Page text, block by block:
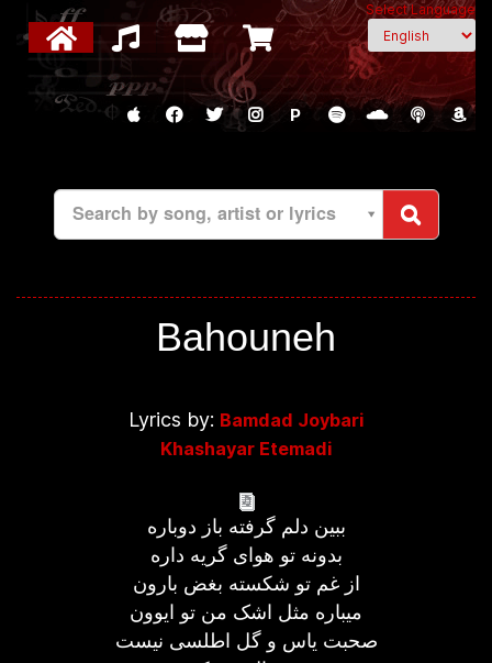
Select Language
P
Search by song, artist or lyrics
Bahouneh
Lyrics by: Bamdad Joybari
Khashayar Etemadi
ببین دلم گرفته باز دوباره
بدونه تو هوای گریه داره
از غم تو شکسته بغض بارون
میباره مثل اشک من تو ایوون
صحبت یاس و گل اطلسی نیست